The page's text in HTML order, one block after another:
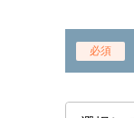
必須